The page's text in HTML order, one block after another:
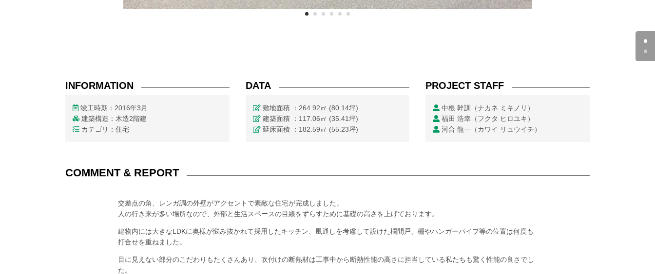
INFORMATION
竣工時期：2016年3月
建築構造：木造2階建
カテゴリ：住宅
DATA
敷地面積 ：264.92㎡ (80.14坪)
建築面積 ：117.06㎡ (35.41坪)
延床面積 ：182.59㎡ (55.23坪)
PROJECT STAFF
中根 幹訓（ナカネ ミキノリ）
福田 浩幸（フクタ ヒロユキ）
河合 龍一（カワイ リュウイチ）
COMMENT & REPORT
交差点の角、レンガ調の外壁がアクセントで素敵な住宅が完成しました。
人の行き来が多い場所なので、外部と生活スペースの目線をずらすために基礎の高さを上げております。
建物内には大きなLDKに奥様が悩み抜かれて採用したキッチン、風通しを考慮して設けた欄間戸、棚やハンガーパイプ等の位置は何度も
打合せを重ねました。
目に見えない部分のこだわりもたくさんあり、吹付けの断熱材は工事中から断熱性能の高さに担当している私たちも驚く性能の良さでし
た。